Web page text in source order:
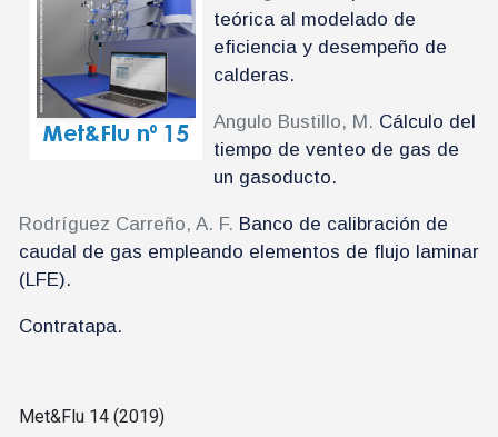
teórica al modelado de
eficiencia y desempeño de
calderas.
Angulo Bustillo, M. Cálculo del
tiempo de venteo de gas de
un gasoducto.
Rodríguez Carreño, A. F. Banco de calibración de
caudal de gas empleando elementos de flujo laminar
(LFE).
Contratapa.
Met&Flu 14 (2019)